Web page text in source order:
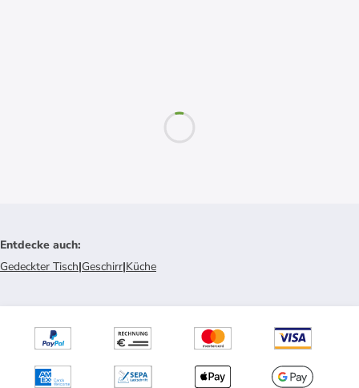
Entdecke auch:
Gedeckter Tisch|Geschirr|Küche